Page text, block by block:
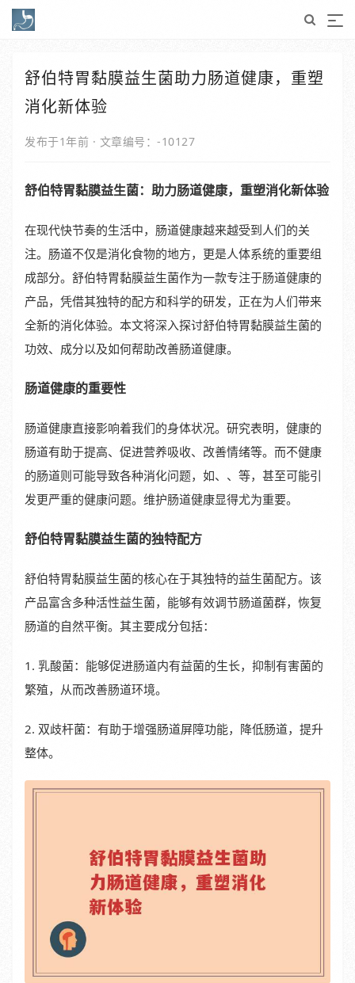
舒伯特胃黏膜益生菌助力肠道健康，重塑
消化新体验
发布于1年前 · 文章编号：-10127
舒伯特胃黏膜益生菌：助力肠道健康，重塑消化新体验
在现代快节奏的生活中，肠道健康越来越受到人们的关
注。肠道不仅是消化食物的地方，更是人体系统的重要组
成部分。舒伯特胃黏膜益生菌作为一款专注于肠道健康的
产品，凭借其独特的配方和科学的研发，正在为人们带来
全新的消化体验。本文将深入探讨舒伯特胃黏膜益生菌的
功效、成分以及如何帮助改善肠道健康。
肠道健康的重要性
肠道健康直接影响着我们的身体状况。研究表明，健康的
肠道有助于提高、促进营养吸收、改善情绪等。而不健康
的肠道则可能导致各种消化问题，如、、等，甚至可能引
发更严重的健康问题。维护肠道健康显得尤为重要。
舒伯特胃黏膜益生菌的独特配方
舒伯特胃黏膜益生菌的核心在于其独特的益生菌配方。该
产品富含多种活性益生菌，能够有效调节肠道菌群，恢复
肠道的自然平衡。其主要成分包括：
1. 乳酸菌：能够促进肠道内有益菌的生长，抑制有害菌的
繁殖，从而改善肠道环境。
2. 双歧杆菌：有助于增强肠道屏障功能，降低肠道，提升
整体。